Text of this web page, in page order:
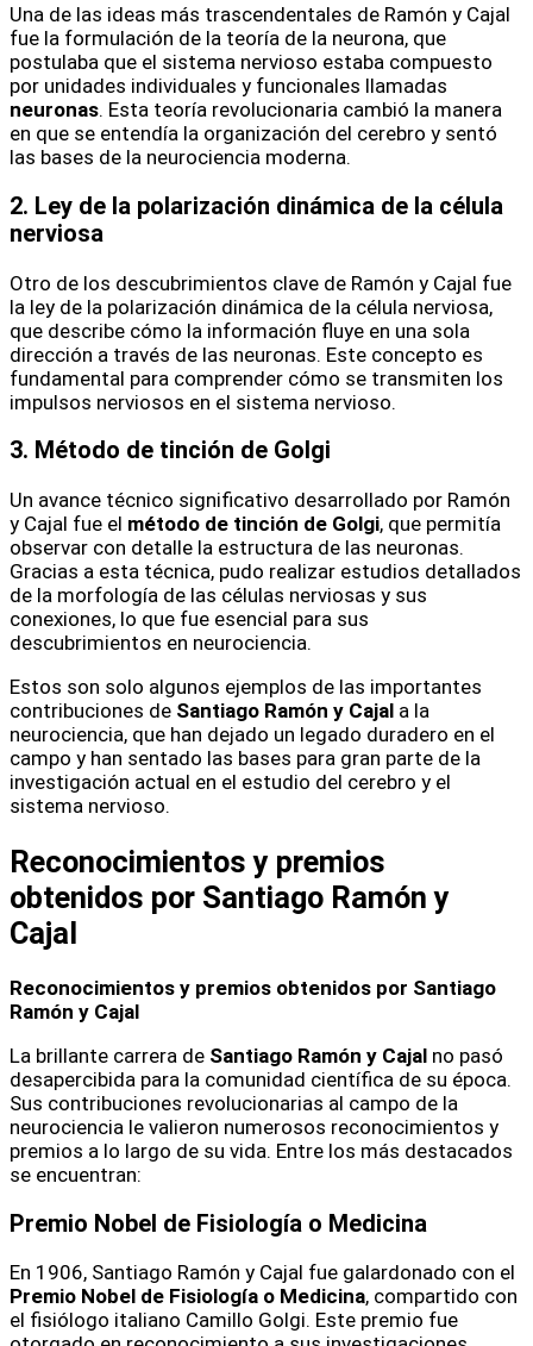
Una de las ideas más trascendentales de Ramón y Cajal
fue la formulación de la teoría de la neurona, que
postulaba que el sistema nervioso estaba compuesto
por unidades individuales y funcionales llamadas
neuronas. Esta teoría revolucionaria cambió la manera
en que se entendía la organización del cerebro y sentó
las bases de la neurociencia moderna.
2. Ley de la polarización dinámica de la célula
nerviosa
Otro de los descubrimientos clave de Ramón y Cajal fue
la ley de la polarización dinámica de la célula nerviosa,
que describe cómo la información fluye en una sola
dirección a través de las neuronas. Este concepto es
fundamental para comprender cómo se transmiten los
impulsos nerviosos en el sistema nervioso.
3. Método de tinción de Golgi
Un avance técnico significativo desarrollado por Ramón
y Cajal fue el método de tinción de Golgi, que permitía
observar con detalle la estructura de las neuronas.
Gracias a esta técnica, pudo realizar estudios detallados
de la morfología de las células nerviosas y sus
conexiones, lo que fue esencial para sus
descubrimientos en neurociencia.
Estos son solo algunos ejemplos de las importantes
contribuciones de Santiago Ramón y Cajal a la
neurociencia, que han dejado un legado duradero en el
campo y han sentado las bases para gran parte de la
investigación actual en el estudio del cerebro y el
sistema nervioso.
Reconocimientos y premios
obtenidos por Santiago Ramón y
Cajal
Reconocimientos y premios obtenidos por Santiago
Ramón y Cajal
La brillante carrera de Santiago Ramón y Cajal no pasó
desapercibida para la comunidad científica de su época.
Sus contribuciones revolucionarias al campo de la
neurociencia le valieron numerosos reconocimientos y
premios a lo largo de su vida. Entre los más destacados
se encuentran:
Premio Nobel de Fisiología o Medicina
En 1906, Santiago Ramón y Cajal fue galardonado con el
Premio Nobel de Fisiología o Medicina, compartido con
el fisiólogo italiano Camillo Golgi. Este premio fue